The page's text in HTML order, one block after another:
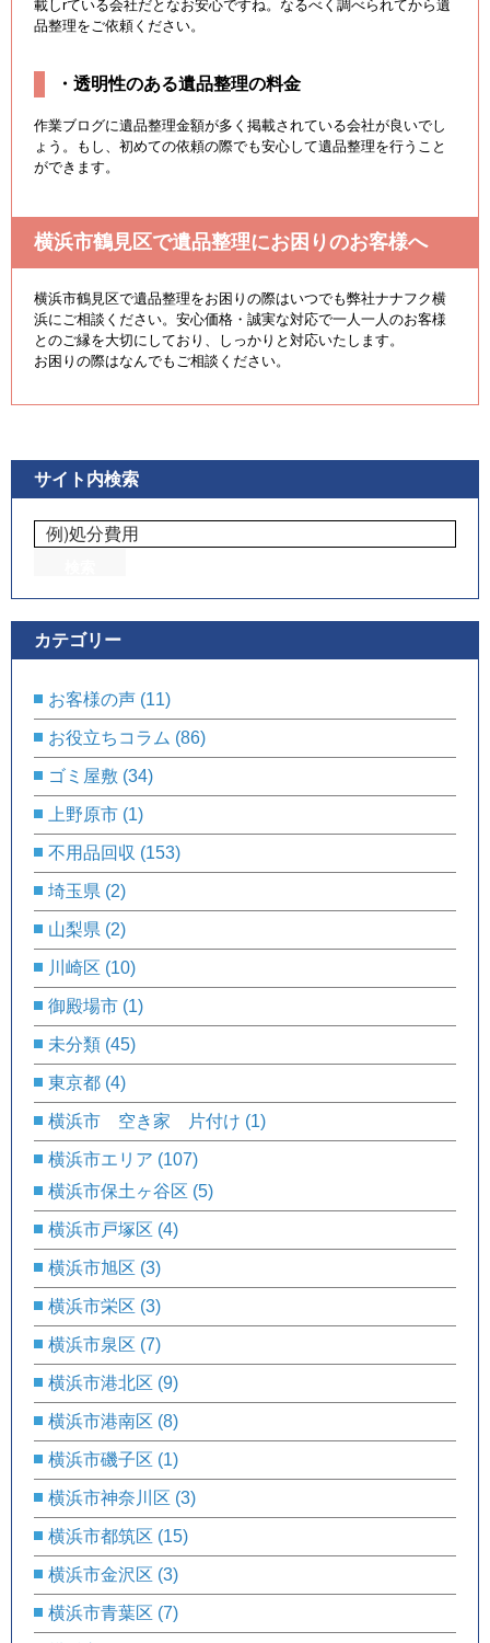
載しrている会社だとなお安心ですね。なるべく調べられてから遺
品整理をご依頼ください。
・透明性のある遺品整理の料金
作業ブログに遺品整理金額が多く掲載されている会社が良いでし
ょう。もし、初めての依頼の際でも安心して遺品整理を行うこと
ができます。
横浜市鶴見区で遺品整理にお困りのお客様へ
横浜市鶴見区で遺品整理をお困りの際はいつでも弊社ナナフク横
浜にご相談ください。安心価格・誠実な対応で一人一人のお客様
とのご縁を大切にしており、しっかりと対応いたします。
お困りの際はなんでもご相談ください。
サイト内検索
カテゴリー
お客様の声 (11)
お役立ちコラム (86)
ゴミ屋敷 (34)
上野原市 (1)
不用品回収 (153)
埼玉県 (2)
山梨県 (2)
川崎区 (10)
御殿場市 (1)
未分類 (45)
東京都 (4)
横浜市 空き家 片付け (1)
横浜市エリア (107)
横浜市保土ヶ谷区 (5)
横浜市戸塚区 (4)
横浜市旭区 (3)
横浜市栄区 (3)
横浜市泉区 (7)
横浜市港北区 (9)
横浜市港南区 (8)
横浜市磯子区 (1)
横浜市神奈川区 (3)
横浜市都筑区 (15)
横浜市金沢区 (3)
横浜市青葉区 (7)